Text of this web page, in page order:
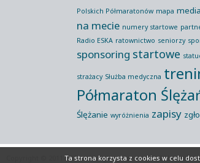
Polskich Półmaratonów mapa media
na mecie numery startowe
Radio ESKA ratownictwo seniorzy
sponsoring startowe
strażacy Służba medyczna
Półmaraton
Ślężanie wyróżnienia zapisy
Copyright © 2011-2026 All rights reserved
Ta strona korzysta z cookies w celu